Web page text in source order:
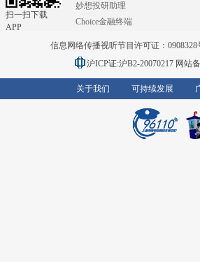
扫一扫下载
APP
妙想投研助理
Choice金融终端
信息网络传播视听节目许可证：
沪ICP证:沪B2-20070217 网站
关于我们 可持续发展